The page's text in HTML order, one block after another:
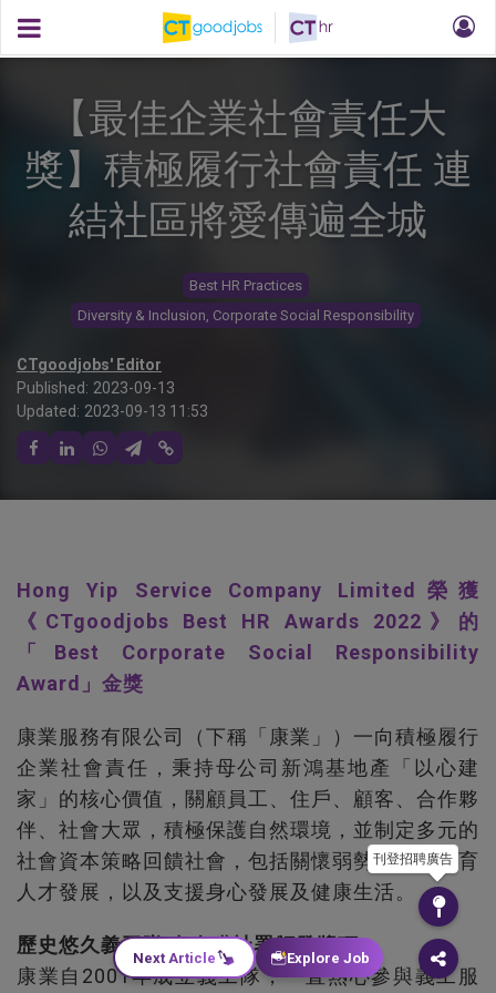
【最佳企業社會責任大
獎】積極履行社會責任 連
結社區將愛傳遍全城
Best HR Practices
Diversity & Inclusion, Corporate Social Responsibility
CTgoodjobs' Editor
Published: 2023-09-13
Updated: 2023-09-13 11:53
Hong Yip Service Company Limited榮獲
《CTgoodjobs Best HR Awards 2022》的
「Best Corporate Social Responsibility
Award」金獎
康業服務有限公司（下稱「康業」）一向積極履行
企業社會責任，秉持母公司新鴻基地產「以心建
家」的核心價值，關顧員工、住戶、顧客、合作夥
伴、社會大眾，積極保護自然環境，並制定多元的
社會資本策略回饋社會，包括關懷弱勢社群、培育
人才發展，以及支援身心發展及健康生活。
歷史悠久義工隊 多次獲社署頒發獎項
康業自2001年成立義工隊，一直熱心參與義工服
刊登招聘廣告
Next Article Explore Job